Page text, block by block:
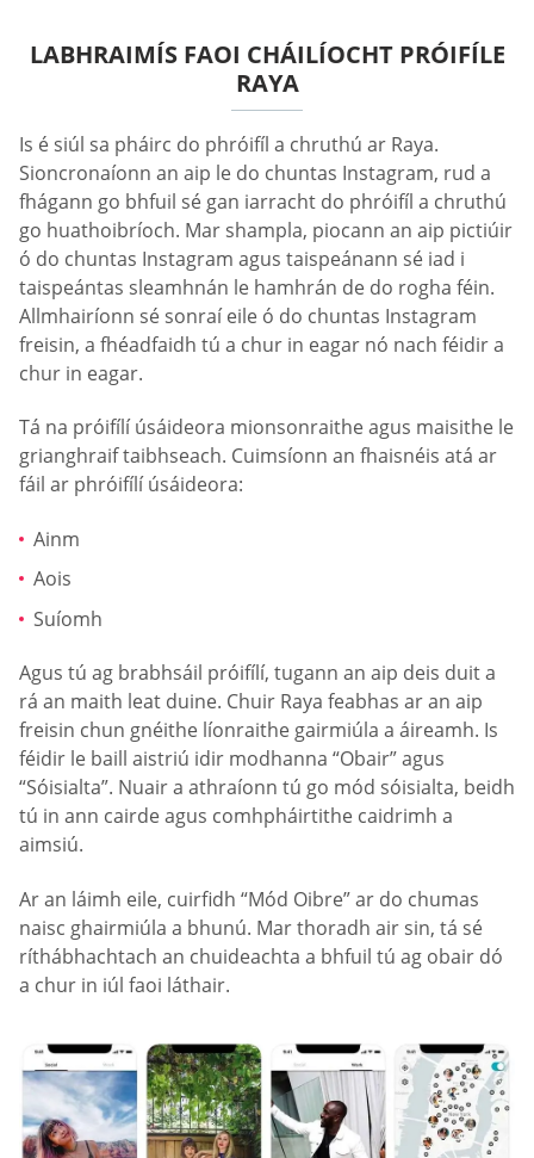
LABHRAIMÍS FAOI CHÁILÍOCHT PRÓIFÍLE
RAYA
Is é siúl sa pháirc do phróifíl a chruthú ar Raya.
Sioncronaíonn an aip le do chuntas Instagram, rud a
fhágann go bhfuil sé gan iarracht do phróifíl a chruthú
go huathoibríoch. Mar shampla, piocann an aip pictiúir
ó do chuntas Instagram agus taispeánann sé iad i
taispeántas sleamhnán le hamhrán de do rogha féin.
Allmhairíonn sé sonraí eile ó do chuntas Instagram
freisin, a fhéadfaidh tú a chur in eagar nó nach féidir a
chur in eagar.
Tá na próifílí úsáideora mionsonraithe agus maisithe le
grianghraif taibhseach. Cuimsíonn an fhaisnéis atá ar
fáil ar phróifílí úsáideora:
Ainm
Aois
Suíomh
Agus tú ag brabhsáil próifílí, tugann an aip deis duit a
rá an maith leat duine. Chuir Raya feabhas ar an aip
freisin chun gnéithe líonraithe gairmiúla a áireamh. Is
féidir le baill aistriú idir modhanna “Obair” agus
“Sóisialta”. Nuair a athraíonn tú go mód sóisialta, beidh
tú in ann cairde agus comhpháirtithe caidrimh a
aimsiú.
Ar an láimh eile, cuirfidh “Mód Oibre” ar do chumas
naisc ghairmiúla a bhunú. Mar thoradh air sin, tá sé
ríthábhachtach an chuideachta a bhfuil tú ag obair dó
a chur in iúl faoi láthair.